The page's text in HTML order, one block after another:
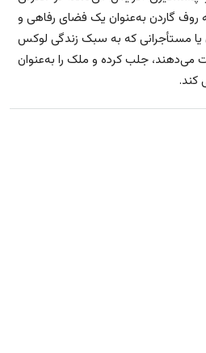
روف گاردن به‌عنوان یک فضای رفاهی و
یا مستأجرانی که به سبک زندگی لوکس
می‌دهند، جلب کرده و ملک را به‌عنوان
کند.